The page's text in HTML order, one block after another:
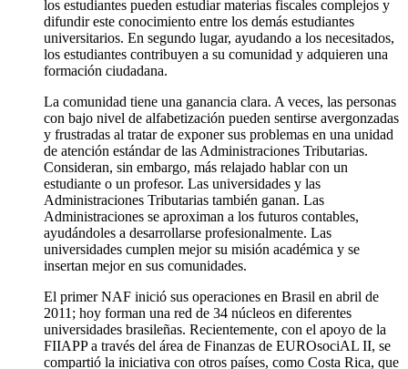
los estudiantes pueden estudiar materias fiscales complejos y
difundir este conocimiento entre los demás estudiantes
universitarios. En segundo lugar, ayudando a los necesitados,
los estudiantes contribuyen a su comunidad y adquieren una
formación ciudadana.
La comunidad tiene una ganancia clara. A veces, las personas
con bajo nivel de alfabetización pueden sentirse avergonzadas
y frustradas al tratar de exponer sus problemas en una unidad
de atención estándar de las Administraciones Tributarias.
Consideran, sin embargo, más relajado hablar con un
estudiante o un profesor. Las universidades y las
Administraciones Tributarias también ganan. Las
Administraciones se aproximan a los futuros contables,
ayudándoles a desarrollarse profesionalmente. Las
universidades cumplen mejor su misión académica y se
insertan mejor en sus comunidades.
El primer NAF inició sus operaciones en Brasil en abril de
2011; hoy forman una red de 34 núcleos en diferentes
universidades brasileñas. Recientemente, con el apoyo de la
FIIAPP a través del área de Finanzas de EUROsociAL II, se
compartió la iniciativa con otros países, como Costa Rica, que